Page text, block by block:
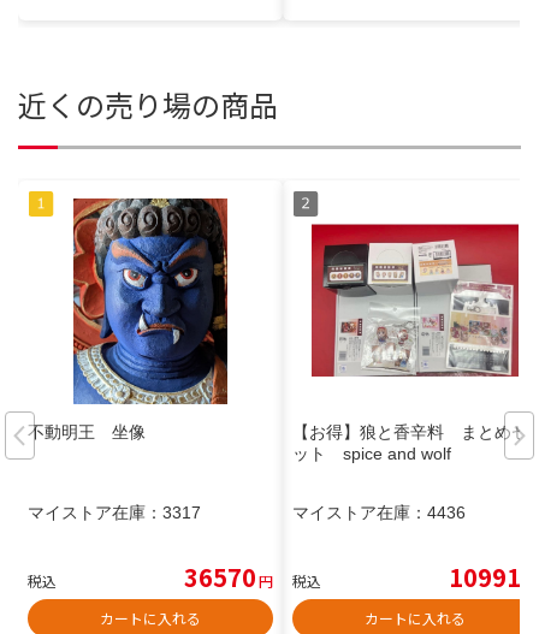
近くの売り場の商品
不動明王 坐像
マイストア在庫： 3317
税込 36570円
カートに入れる
【お得】狼と香辛料 まとめセ
ット spice and wolf
マイストア在庫： 4436
税込 10991
カートに入れる